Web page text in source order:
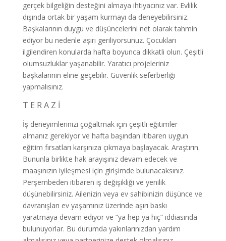
gerçek bilgeliğin desteğini almaya ihtiyacınız var. Evlilik
dışında ortak bir yaşam kurmayı da deneyebilirsiniz.
Başkalarının duygu ve düşüncelerini net olarak tahmin
ediyor bu nedenle aşırı geriliyorsunuz. Çocukları
ilgilendiren konularda hafta boyunca dikkatli olun. Çeşitli
olumsuzluklar yaşanabilir. Yaratıcı projeleriniz
başkalarının eline geçebilir. Güvenlik seferberliği
yapmalısınız.
T E R A Z İ
İş deneyimlerinizi çoğaltmak için çeşitli eğitimler
almanız gerekiyor ve hafta başından itibaren uygun
eğitim fırsatları karşınıza çıkmaya başlayacak. Araştırın.
Bununla birlikte hak arayışınız devam edecek ve
maaşınızın iyileşmesi için girişimde bulunacaksınız.
Perşembeden itibaren iş değişikliği ve yenilik
düşünebilirsiniz. Ailenizin veya ev sahibinizin düşünce ve
davranışları ev yaşamınız üzerinde aşırı baskı
yaratmaya devam ediyor ve “ya hep ya hiç” iddiasında
bulunuyorlar. Bu durumda yakınlarınızdan yardım